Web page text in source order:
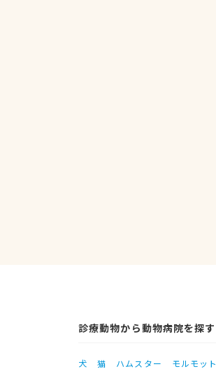
診療動物から動物病院を探す
犬 猫 ハムスター モルモット